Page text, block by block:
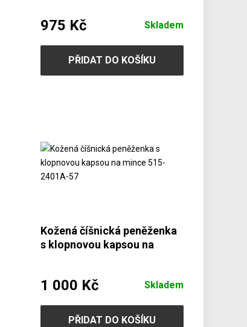
975 Kč Skladem
PŘIDAT DO KOŠÍKU
Kožená číšnická peněženka
s klopnovou kapsou na
1 000 Kč Skladem
PŘIDAT DO KOŠÍKU